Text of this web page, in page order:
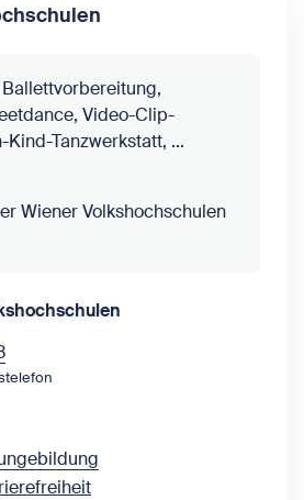
Video-Clip-
Tanzwerkstatt, ...
Wiener Volkshochschulen